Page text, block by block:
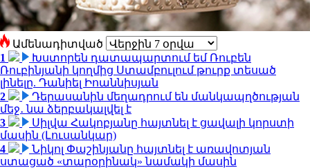
Ամենադիտված
1
Խստորեն դատապարտում եմ Ռուբեն
Ռուբինյանի կողմից Ստամբուլում թուրք տեսած
լինելը. Դանիել Իոաննիսյան
2
Դերասանին մեղադրում են մանկապղծության
մեջ․ նա ձերբակալվել է
3
Սիլվա Հակոբյանը հայտնել է ցավալի կորստի
մասին (Լուսանկար)
4
Նիկոլ Փաշինյանը հայտնել է առավոտյան
ստացած «տարօրինակ» նամակի մասին